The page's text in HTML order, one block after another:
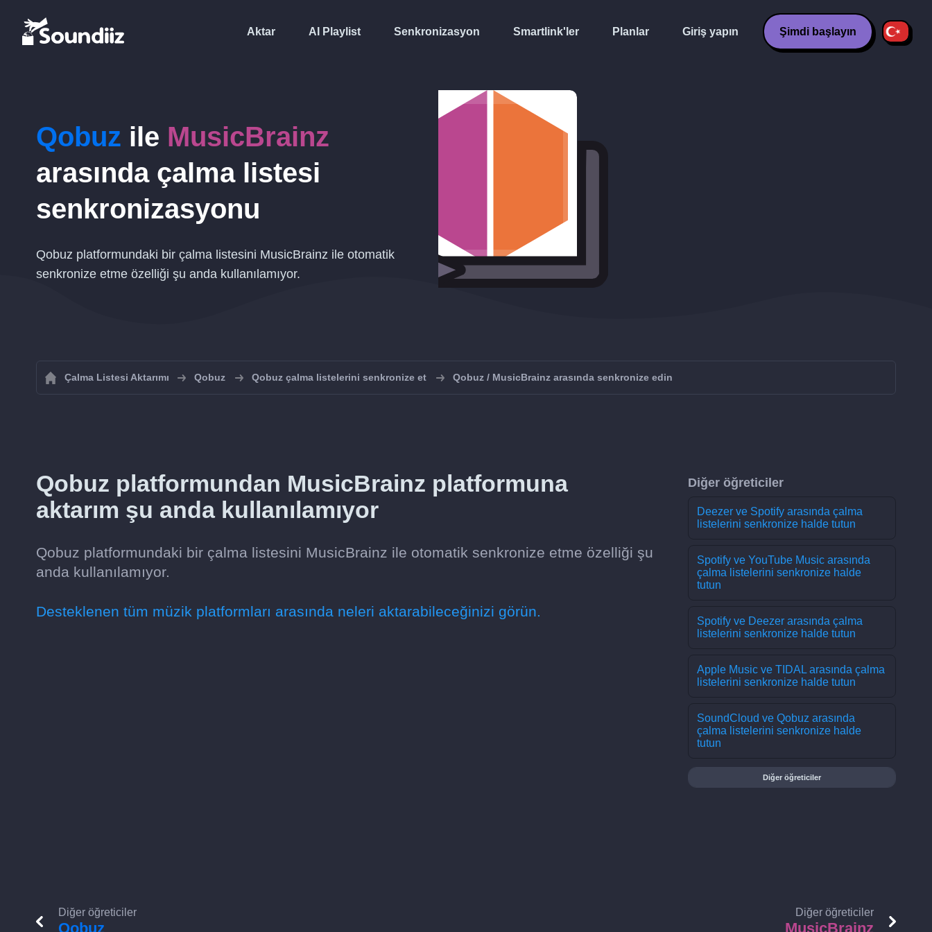
Aktar AI Playlist Senkronizasyon Smartlink'ler Planlar Giriş yapın Şimdi başlayın
Qobuz ile MusicBrainz
arasında çalma listesi
senkronizasyonu
Qobuz platformundaki bir çalma listesini MusicBrainz ile otomatik
senkronize etme özelliği şu anda kullanılamıyor.
Çalma Listesi Aktarımı Qobuz Qobuz çalma listelerini senkronize et Qobuz / MusicBrainz arasında senkronize edin
Qobuz platformundan MusicBrainz platformuna
aktarım şu anda kullanılamıyor
Qobuz platformundaki bir çalma listesini MusicBrainz ile otomatik senkronize etme özelliği şu
anda kullanılamıyor.
Desteklenen tüm müzik platformları arasında neleri aktarabileceğinizi görün.
Diğer öğreticiler
Deezer ve Spotify arasında çalma
listelerini senkronize halde tutun
Spotify ve YouTube Music arasında
çalma listelerini senkronize halde
tutun
Spotify ve Deezer arasında çalma
listelerini senkronize halde tutun
Apple Music ve TIDAL arasında çalma
listelerini senkronize halde tutun
SoundCloud ve Qobuz arasında
çalma listelerini senkronize halde
tutun
Diğer öğreticiler
Diğer öğreticiler
Qobuz
Diğer öğreticiler
MusicBrainz